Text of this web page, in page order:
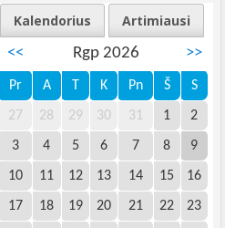
Kalendorius
Artimiausi
<<
Rgp 2026 >>
Pr A T K Pn Š S
27 28 29 30 31 1 2
3 4 5 6 7 8 9
10 11 12 13 14 15 16
17 18 19 20 21 22 23